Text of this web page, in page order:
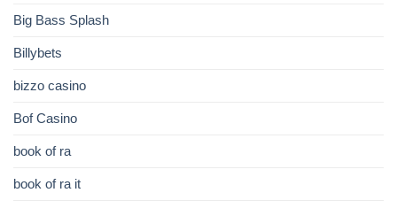
Big Bass Splash
Billybets
bizzo casino
Bof Casino
book of ra
book of ra it